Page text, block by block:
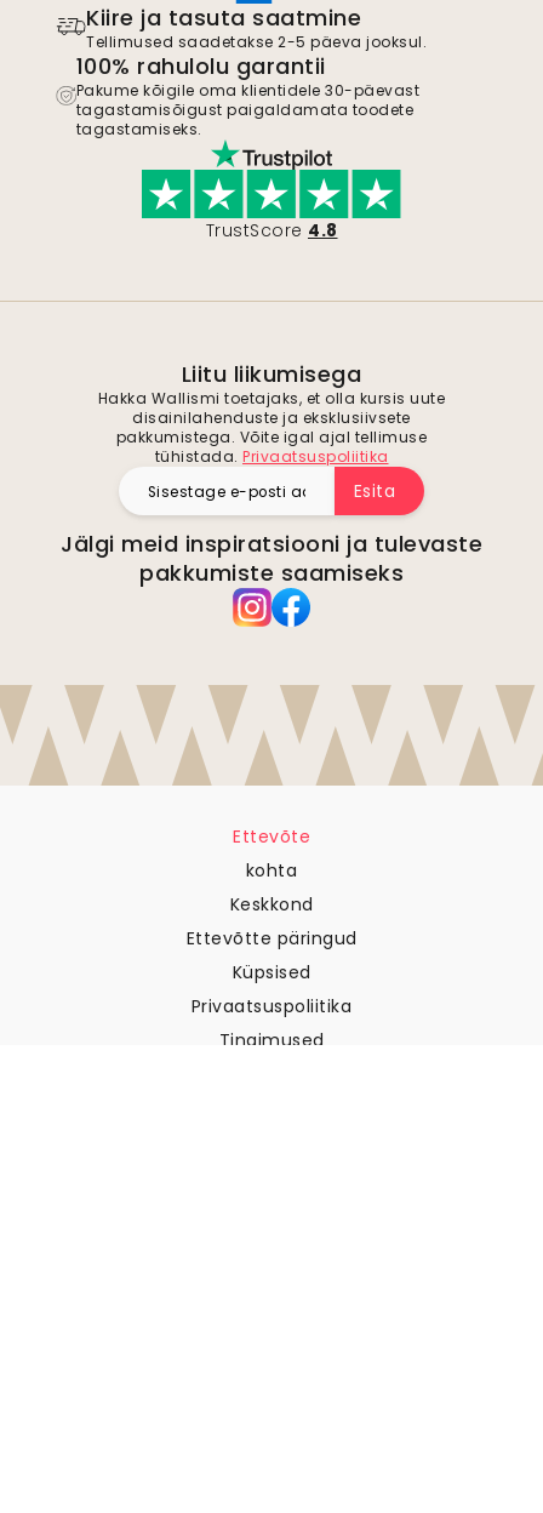
Kiire ja tasuta saatmine
Tellimused saadetakse 2-5 päeva jooksul.
100% rahulolu garantii
Pakume kõigile oma klientidele 30-päevast
tagastamisõigust paigaldamata toodete
tagastamiseks.
TrustScore 4.8
Liitu liikumisega
Hakka Wallismi toetajaks, et olla kursis uute
disainilahenduste ja eksklusiivsete
pakkumistega. Võite igal ajal tellimuse
tühistada. Privaatsuspoliitika
Esita
Jälgi meid inspiratsiooni ja tulevaste
pakkumiste saamiseks
Ettevõte
kohta
Keskkond
Ettevõtte päringud
Küpsised
Privaatsuspoliitika
Tingimused